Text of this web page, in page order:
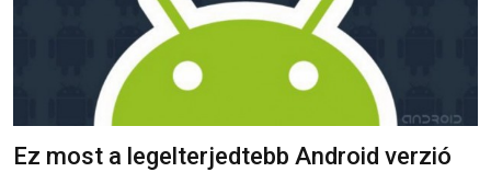
Ez most a legelterjedtebb Android verzió